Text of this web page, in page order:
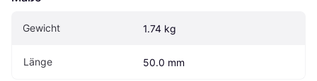
Gewicht 1.74 kg
Länge 50.0 mm